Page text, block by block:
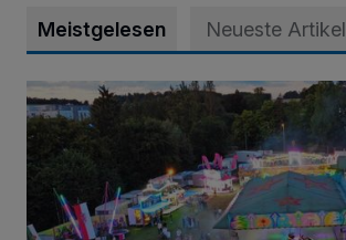
Meistgelesen Neueste Artikel
Vier Tage mit vollem Programm